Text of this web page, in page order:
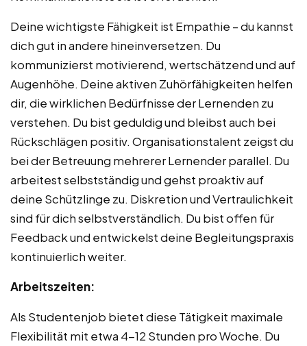
Deine wichtigste Fähigkeit ist Empathie – du kannst
dich gut in andere hineinversetzen. Du
kommunizierst motivierend, wertschätzend und auf
Augenhöhe. Deine aktiven Zuhörfähigkeiten helfen
dir, die wirklichen Bedürfnisse der Lernenden zu
verstehen. Du bist geduldig und bleibst auch bei
Rückschlägen positiv. Organisationstalent zeigst du
bei der Betreuung mehrerer Lernender parallel. Du
arbeitest selbstständig und gehst proaktiv auf
deine Schützlinge zu. Diskretion und Vertraulichkeit
sind für dich selbstverständlich. Du bist offen für
Feedback und entwickelst deine Begleitungspraxis
kontinuierlich weiter.
Arbeitszeiten:
Als Studentenjob bietet diese Tätigkeit maximale
Flexibilität mit etwa 4-12 Stunden pro Woche. Du